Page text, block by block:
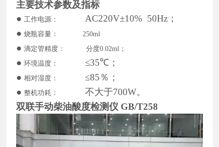
主要技术参数及指标
● 工作电源：
AC220V±10% 50Hz；
●烧瓶容量： 250ml
●滴定管精度： 分度0.02ml；
●环境温度：
≤35℃；
●相对湿度：
≤85％；
●整机功耗： 不大于700W。
双联手动柴油酸度检测仪 GB/T258